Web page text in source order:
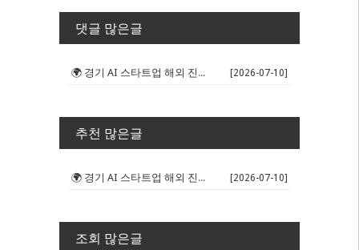
댓글 많은글
🌍 경기 AI 스타트업 해외 진출 판... [2026-07-10]
추천 많은글
🌍 경기 AI 스타트업 해외 진출 판... [2026-07-10]
조회 많은글